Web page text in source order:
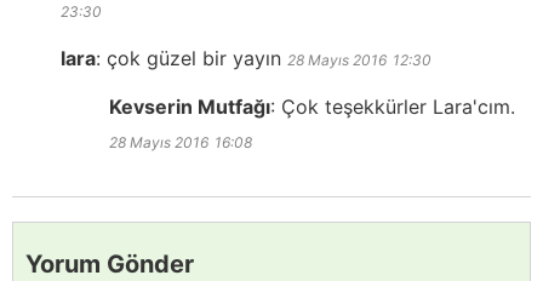
23:30
lara: çok güzel bir yayın 28 Mayıs 2016 12:30
Kevserin Mutfağı: Çok teşekkürler Lara'cım.
28 Mayıs 2016 16:08
Yorum Gönder